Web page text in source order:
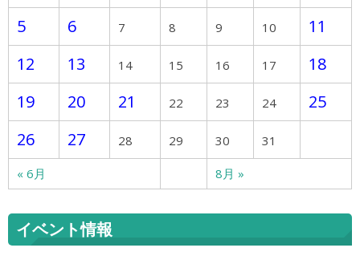
5
6 7 8 9 10
11
12
13 14 15 16 17
18
19
20 21 22 23 24
25
26
27 28 29 30 31
« 6月 8月 »
イベント情報